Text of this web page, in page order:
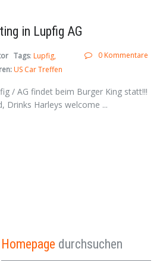
in Lupfig AG
0 Kommentare
Tags: Lupfig
US Car Treffen
/ AG findet beim Burger King statt!!!
Drinks Harleys welcome ...
Homepage durchsuchen